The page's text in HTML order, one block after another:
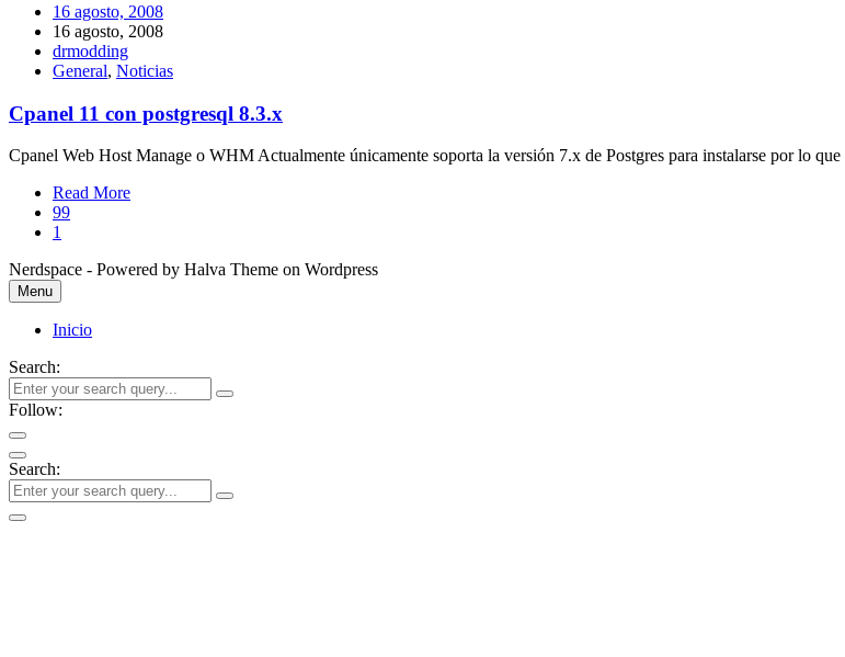
16 agosto, 2008
16 agosto, 2008
drmodding
General, Noticias
Cpanel 11 con postgresql 8.3.x
Cpanel Web Host Manage o WHM Actualmente únicamente soporta la versión 7.x de Postgres para instalarse por lo
Read More
99
1
Nerdspace - Powered by Halva Theme on Wordpress
Menu
Inicio
Search:
Follow:
Search: